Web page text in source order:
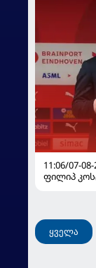
11:06/07-
ფილიპ
ყველა